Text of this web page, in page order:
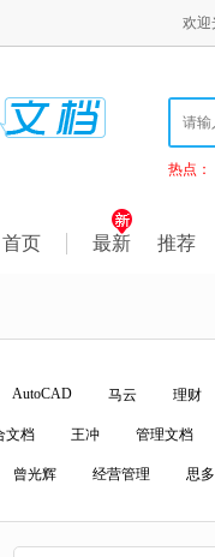
欢迎
热点：
首页 最新 推荐
AutoCAD 马云 理财
文档 王冲 管理文档
曾光辉 经营管理 思